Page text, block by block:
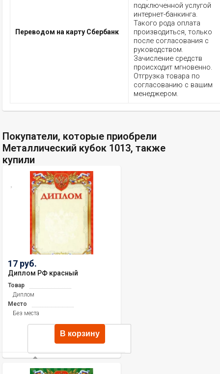
Переводом на карту Сбербанк
подключенной услугой
интернет-банкинга.
Такого рода оплата
производиться, только
после согласования с
руководством.
Зачисление средств
происходит мгновенно.
Отгрузка товара по
согласованию с вашим
менеджером.
Покупатели, которые приобрели
Металлический кубок 1013, также
купили
17 руб.
Диплом РФ красный
Товар
Диплом
Место
Без места
В корзину